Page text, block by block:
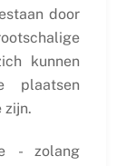
door
kunnen
plaatsen
zijn.
- zolang